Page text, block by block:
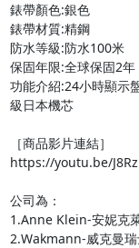
錶帶顏色:銀色
錶帶材質:精鋼
防水等級:防水100米
保固年限:全球保固2年
功能介紹:24小時顯示
級日本機芯
［商品影片連結］
https://youtu.be/
公司為：
1.Anne Klein-安妮克
2.Wakmann-威克曼